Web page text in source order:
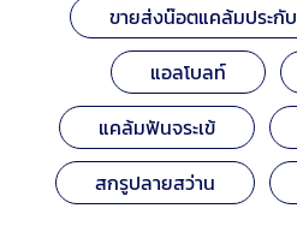
ขายส่งน๊อตแคล้มประกับ
แอลโบลท์
แคล้มฟันจระเข้
สกรูปลายสว่าน